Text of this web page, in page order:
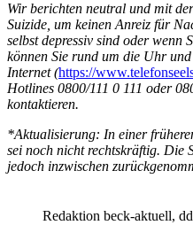
Wir berichten neutral und mit
Suizide, um keinen Anreiz für
selbst depressiv sind oder wenn
können Sie rund um die Uhr
Internet (https://
Hotlines 0800/111 0 111 oder
kontaktieren.
*Aktualisierung: In einer
sei noch nicht rechtskräftig. Die
jedoch inzwischen
Redaktion beck-aktuell, dd